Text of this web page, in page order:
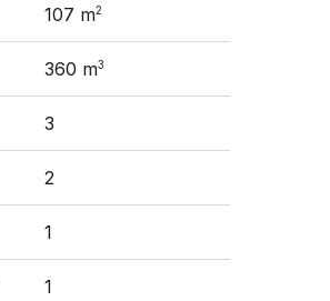
107 m2
360 m3
3
2
1
1